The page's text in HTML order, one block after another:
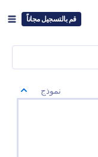
قم بالتسجيل مجاناً
نموذج